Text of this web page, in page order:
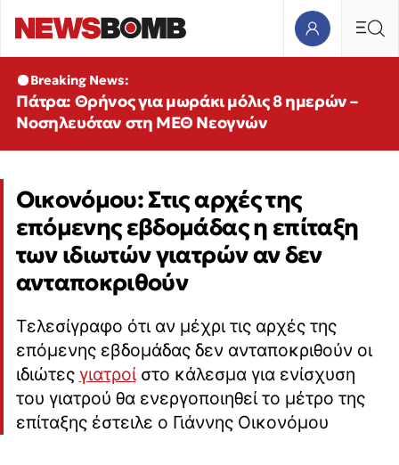
Breaking News:
Πάτρα: Θρήνος για μωράκι μόλις 8 ημερών –
Νοσηλευόταν στη ΜΕΘ Νεογνών
Οικονόμου: Στις αρχές της
επόμενης εβδομάδας η επίταξη
των ιδιωτών γιατρών αν δεν
ανταποκριθούν
Τελεσίγραφο ότι αν μέχρι τις αρχές της
επόμενης εβδομάδας δεν ανταποκριθούν οι
ιδιώτες γιατροίστο κάλεσμα για ενίσχυση
του γιατρού θα ενεργοποιηθεί το μέτρο της
επίταξης έστειλε ο Γιάννης Οικονόμου